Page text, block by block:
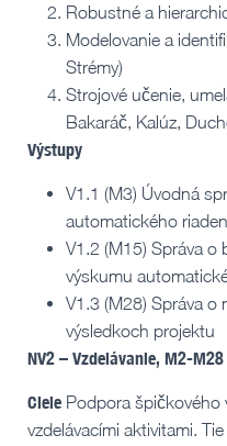
Robustné a
Modelovanie a
Strémy)
Strojové učenie,
Bakaráč, Kalúz,
Výstupy
V1.1 (M3) Úvodná
automatického
V1.2 (M15) Správa o
výskumu
V1.3 (M28) Správa o
výsledkoch projektu
NV2 – Vzdelávanie, M2-M28
Ciele Podpora špičkového
vzdelávacími aktivitami.